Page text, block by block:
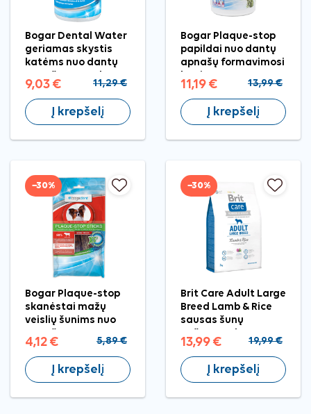
Bogar Dental Water
geriamas skystis
katėms nuo dantų
9,03 € 11,29 €
Į krepšelį
Bogar Plaque-stop
papildai nuo dantų
apnašų formavimosi
11,19 € 13,99 €
Į krepšelį
−30%
Bogar Plaque-stop
skanėstai mažų
veislių šunims nuo
4,12 € 5,89 €
Į krepšelį
−30%
Brit Care Adult Large
Breed Lamb & Rice
sausas šunų
13,99 € 19,99 €
Į krepšelį